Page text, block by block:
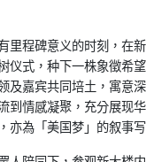
里程碑意义的时刻， 在
仪式， 种下一株象徵希
及嘉宾共同培土，寓意
到情感凝聚， 充分展现
亦為「美国梦」 的叙事